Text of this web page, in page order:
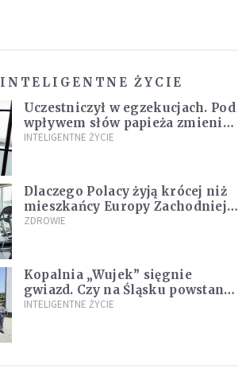
INTELIGENTNE ŻYCIE
Uczestniczył w egzekucjach. Pod
wpływem słów papieża zmienił
zdanie
INTELIGENTNE ŻYCIE
Dlaczego Polacy żyją krócej niż
mieszkańcy Europy Zachodniej?
Ekspertka wskazuje główne
ZDROWIE
Kopalnia „Wujek” sięgnie
gwiazd. Czy na Śląsku powstanie
„Dolina Krzemowa”?
INTELIGENTNE ŻYCIE